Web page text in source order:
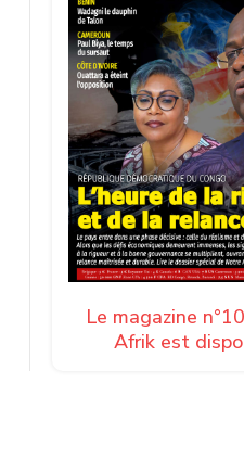
Le magazine
Afrik est